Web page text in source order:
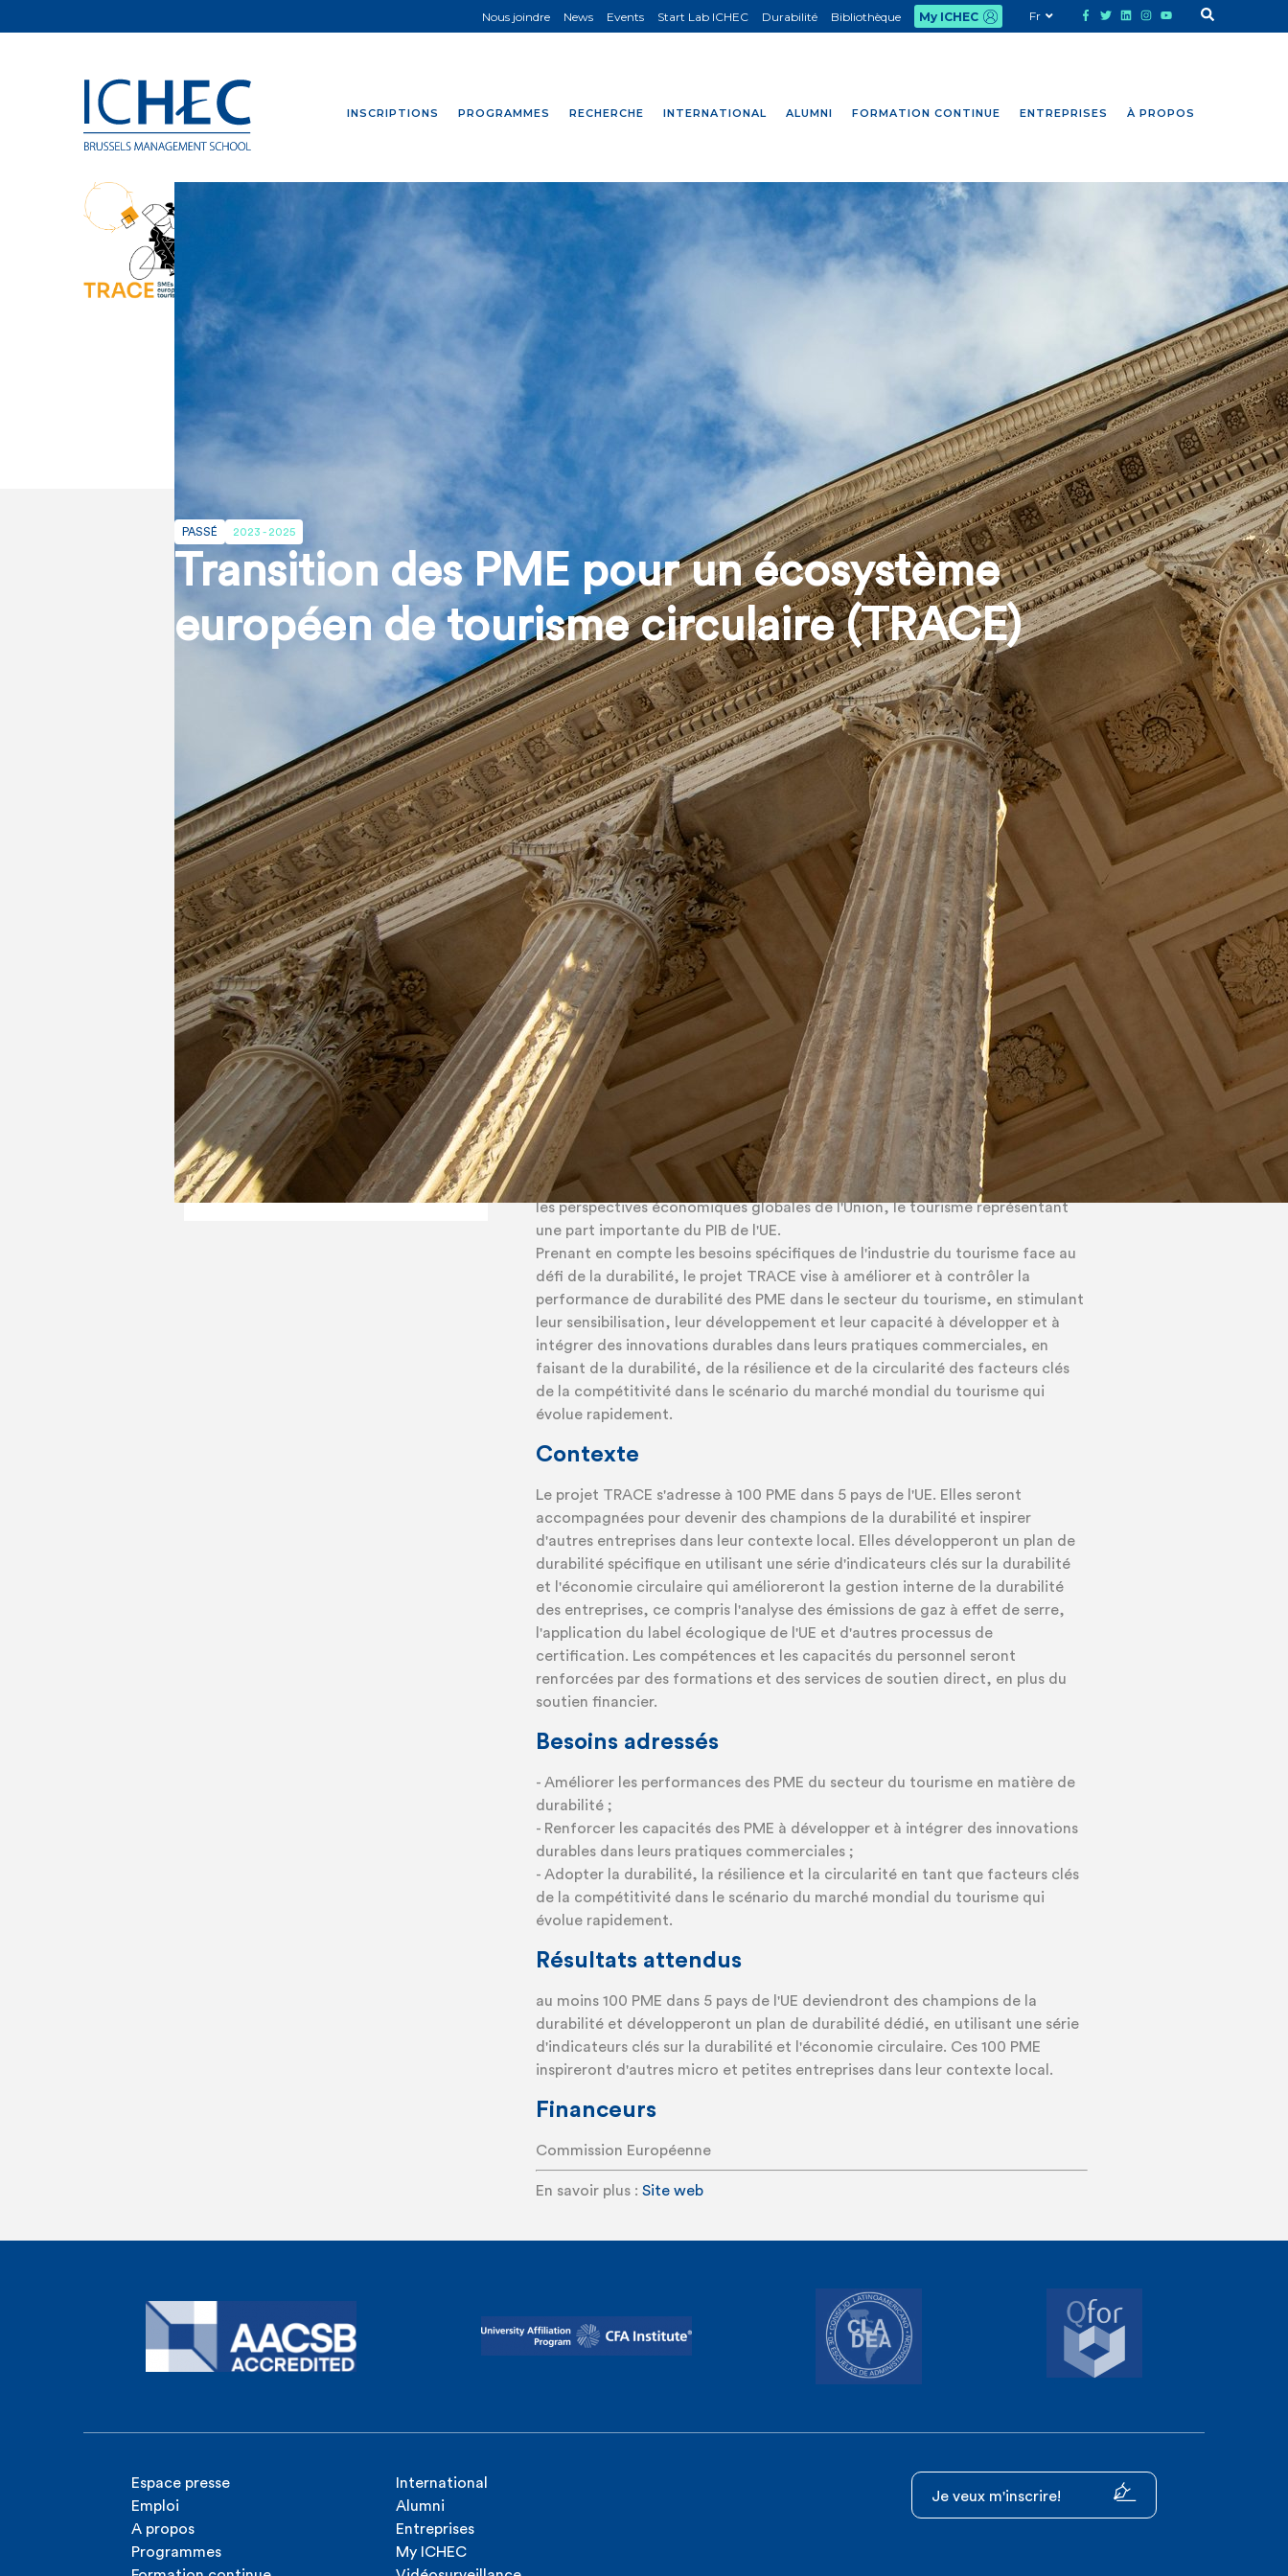
INSCRIPTIONS PROGRAMMES RECHERCHE INTERNATIONAL ALUMNI FORMATION CONTINUE ENTREPRISES À PROPOS
Nous joindre News Events Start Lab ICHEC Durabilité Bibliothèque My ICHEC Fr
Transition des PME pour un écosystème
européen de tourisme circulaire (TRACE)
PASSÉ 2023 - 2025
Ruba SALEH
Karen EL HADDAD
Le projet TRACE vise à améliorer et à contrôler les
performances en matière de durabilité des PME du secteur du
tourisme, en renforçant leur sensibilisation, leur
développement et leur capacité à développer et à intégrer des
innovations durables dans leurs pratiques commerciales.
Le tourisme a été l'un des secteurs les plus durement touchés par la
pandémie. Cette situation a eu de graves implications et des retombées sur
les perspectives économiques globales de l'Union, le tourisme représentant
une part importante du PIB de l'UE.
Prenant en compte les besoins spécifiques de l'industrie du tourisme face au
défi de la durabilité, le projet TRACE vise à améliorer et à contrôler la
performance de durabilité des PME dans le secteur du tourisme, en stimulant
leur sensibilisation, leur développement et leur capacité à développer et à
intégrer des innovations durables dans leurs pratiques commerciales, en
faisant de la durabilité, de la résilience et de la circularité des facteurs clés
de la compétitivité dans le scénario du marché mondial du tourisme qui
évolue rapidement.
Contexte
Le projet TRACE s'adresse à 100 PME dans 5 pays de l'UE. Elles seront
accompagnées pour devenir des champions de la durabilité et inspirer
d'autres entreprises dans leur contexte local. Elles développeront un plan de
durabilité spécifique en utilisant une série d'indicateurs clés sur la durabilité
et l'économie circulaire qui amélioreront la gestion interne de la durabilité
des entreprises, ce compris l'analyse des émissions de gaz à effet de serre,
l'application du label écologique de l'UE et d'autres processus de
certification. Les compétences et les capacités du personnel seront
renforcées par des formations et des services de soutien direct, en plus du
soutien financier.
Besoins adressés
- Améliorer les performances des PME du secteur du tourisme en matière de
durabilité ;
- Renforcer les capacités des PME à développer et à intégrer des innovations
durables dans leurs pratiques commerciales ;
- Adopter la durabilité, la résilience et la circularité en tant que facteurs clés
de la compétitivité dans le scénario du marché mondial du tourisme qui
évolue rapidement.
Résultats attendus
au moins 100 PME dans 5 pays de l'UE deviendront des champions de la
durabilité et développeront un plan de durabilité dédié, en utilisant une série
d'indicateurs clés sur la durabilité et l'économie circulaire. Ces 100 PME
inspireront d'autres micro et petites entreprises dans leur contexte local.
Financeurs
Commission Européenne
En savoir plus : Site web
Espace presse
Emploi
A propos
Programmes
International
Alumni
Entreprises
My ICHEC
Je veux m'inscrire!